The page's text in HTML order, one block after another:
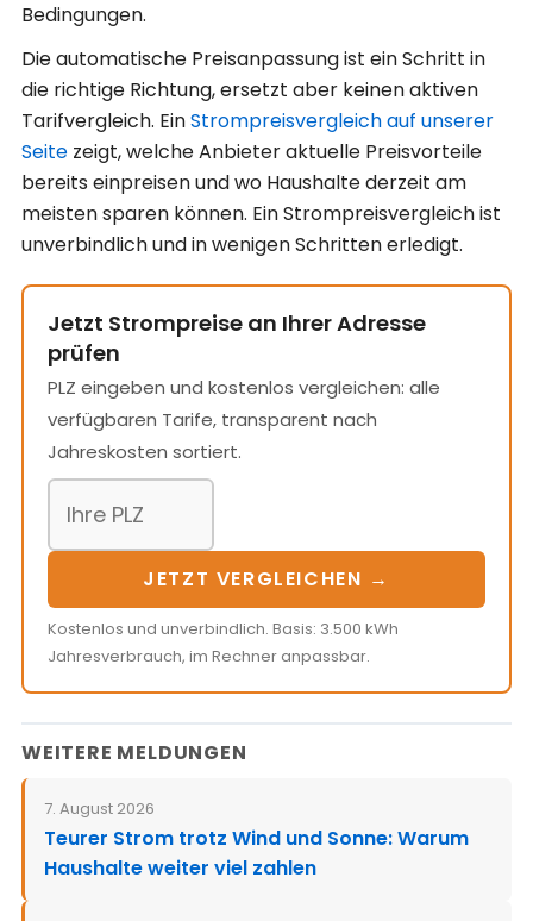
Bedingungen.
Die automatische Preisanpassung ist ein Schritt in
die richtige Richtung, ersetzt aber keinen aktiven
Tarifvergleich. EinStrompreisvergleich auf unserer
Seite zeigt, welche Anbieter aktuelle Preisvorteile
bereits einpreisen und wo Haushalte derzeit am
meisten sparen können. Ein Strompreisvergleich ist
unverbindlich und in wenigen Schritten erledigt.
Jetzt Strompreise an Ihrer Adresse
prüfen
PLZ eingeben und kostenlos vergleichen: alle
verfügbaren Tarife, transparent nach
Jahreskosten sortiert.
JETZT VERGLEICHEN →
Kostenlos und unverbindlich. Basis: 3.500 kWh
Jahresverbrauch, im Rechner anpassbar.
WEITERE MELDUNGEN
7. August 2026
Teurer Strom trotz Wind und Sonne: Warum
Haushalte weiter viel zahlen